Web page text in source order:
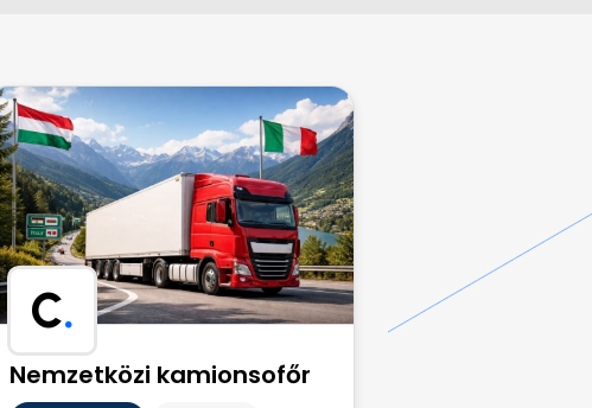
C.
Nemzetközi kamionsofőr